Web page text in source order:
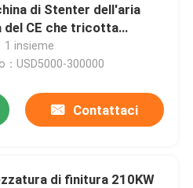
di Stenter dell'aria
del CE che tricotta
che finisce 2400mm
1 insieme
：USD5000-300000
Contattaci
di finitura 210KW